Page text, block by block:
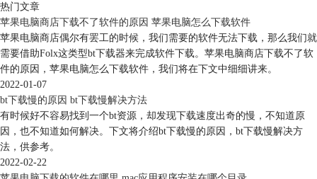
热门文章
苹果电脑商店下载不了软件的原因 苹果电脑怎么下载软件
苹果电脑商店偶尔有罢工的时候，我们需要的软件无法下载，那么我们就
需要借助Folx这类型bt下载器来完成软件下载。苹果电脑商店下载不了软
件的原因，苹果电脑怎么下载软件，我们将在下文中细细讲来。
2022-01-07
bt下载慢的原因 bt下载慢解决方法
有时候好不容易找到一个bt资源，却发现下载速度出奇的慢，不知道原
因，也不知道如何解决。下文将介绍bt下载慢的原因，bt下载慢解决方
法，供参考。
2022-02-22